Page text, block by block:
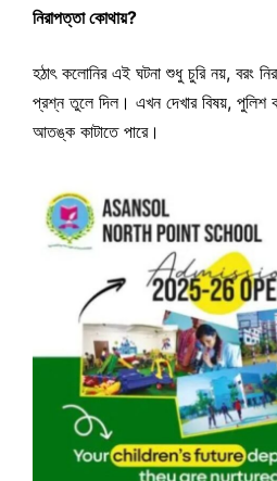
নিরাপত্তা কোথায়?
হঠাৎ কলোনির এই ঘটনা শুধু চুরি নয়, বরং
প্রশ্ন তুলে দিল। এখন দেখার বিষয়,
আতঙ্ক কাটাতে পারে।